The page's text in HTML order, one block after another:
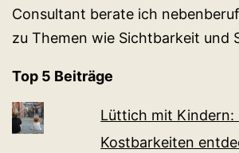
Consultant berate ich
zu Themen wie Sichtbarkeit und
Top 5 Beiträge
Lüttich mit Kindern:
Kostbarkeiten